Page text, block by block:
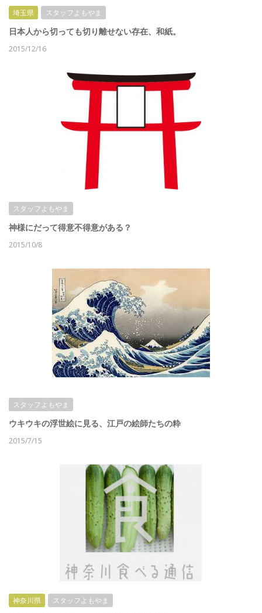
埼玉県 スタッフよもやま
日本人から切っても切り離せない存在、和紙。
2015/12/16
スタッフよもやま
神様にだって得意不得意がある？
2015/10/8
スタッフよもやま
ウキウキの浮世絵に見る、江戸の絵師たちの粋
2015/7/15
神奈川県 スタッフよもやま